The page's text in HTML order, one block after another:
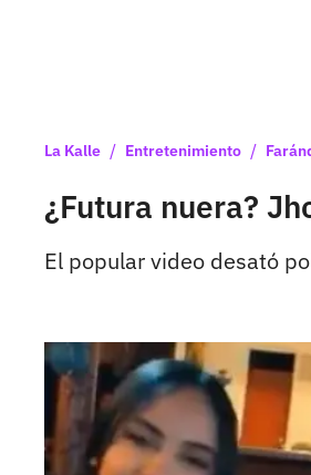
La Kalle / Entretenimiento /
¿Futura nuera?
El popular video desató